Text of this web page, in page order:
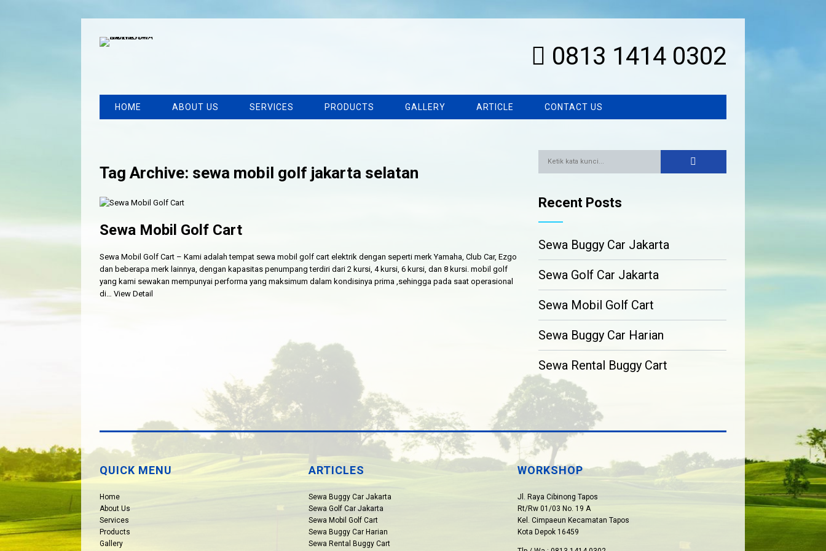
0813 1414 0302
HOME ABOUT US SERVICES PRODUCTS GALLERY ARTICLE CONTACT US
Tag Archive: sewa mobil golf jakarta selatan
Sewa Mobil Golf Cart
Sewa Mobil Golf Cart – Kami adalah tempat sewa mobil golf cart elektrik dengan seperti merk Yamaha, Club Car, Ezgo
dan beberapa merk lainnya, dengan kapasitas penumpang terdiri dari 2 kursi, 4 kursi, 6 kursi, dan 8 kursi. mobil golf
yang kami sewakan mempunyai performa yang maksimum dalam kondisinya prima ,sehingga pada saat operasional
di… View Detail
Recent Posts
Sewa Buggy Car Jakarta
Sewa Golf Car Jakarta
Sewa Mobil Golf Cart
Sewa Buggy Car Harian
Sewa Rental Buggy Cart
QUICK MENU
Home
About Us
Services
Products
Gallery
ARTICLES
Sewa Buggy Car Jakarta
Sewa Golf Car Jakarta
Sewa Mobil Golf Cart
Sewa Buggy Car Harian
Sewa Rental Buggy Cart
WORKSHOP
Jl. Raya Cibinong Tapos
Rt/Rw 01/03 No. 19 A
Kel. Cimpaeun Kecamatan Tapos
Kota Depok 16459